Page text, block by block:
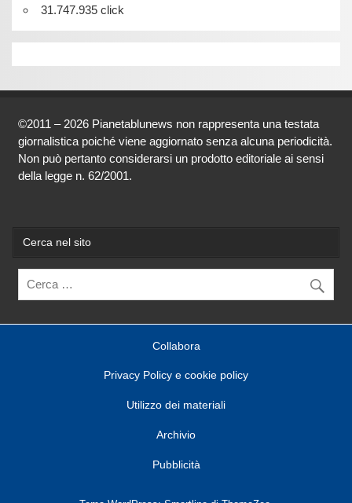
31.747.935 click
©2011 – 2026 Pianetablunews non rappresenta una testata
giornalistica poiché viene aggiornato senza alcuna periodicità.
Non può pertanto considerarsi un prodotto editoriale ai sensi
della legge n. 62/2001.
Cerca nel sito
Collabora
Privacy Policy e cookie policy
Utilizzo dei materiali
Archivio
Pubblicità